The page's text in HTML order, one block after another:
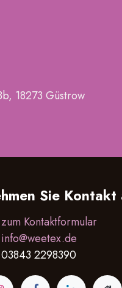
18273 Güstrow
Sie Kontakt
zum Kontaktformular
info@weetex.de
03843 2298390